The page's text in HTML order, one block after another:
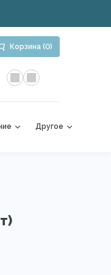
Корзина (0)
Другое